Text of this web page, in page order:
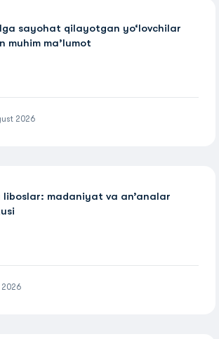
sayohat qilayotgan yo‘lovchilar
muhim ma’lumot
2026
liboslar: madaniyat va an’analar
2026